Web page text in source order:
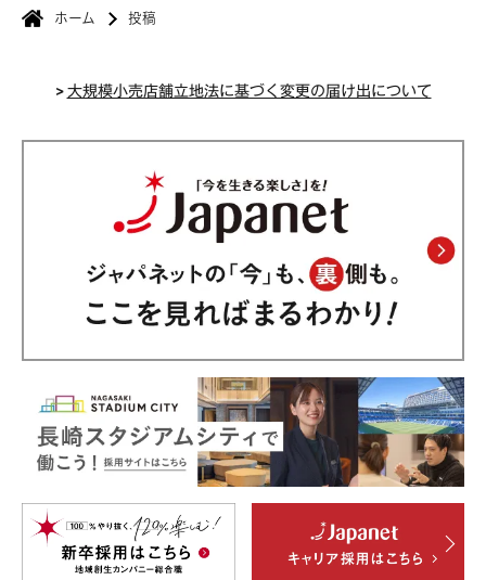
ホーム 投稿
>大規模小売店舗立地法に基づく変更の届け出について